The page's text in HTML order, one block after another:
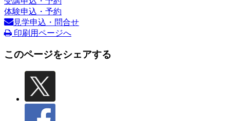
体験申込・予約
見学申込・問合せ
印刷用ページへ
このページをシェアする